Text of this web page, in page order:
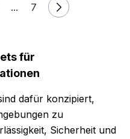
... 7
für
dafür konzipiert,
zu
Sicherheit und